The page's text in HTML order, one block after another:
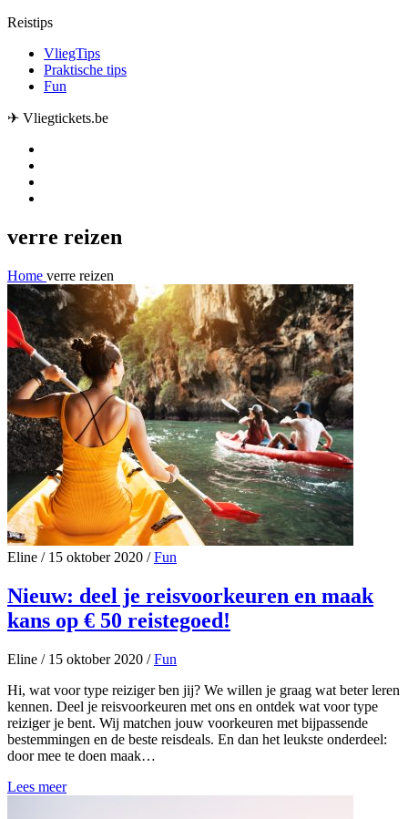
Reistips
VliegTips
Praktische tips
Fun
✈ Vliegtickets.be
verre reizen
Home verre reizen
Eline /15 oktober 2020 / Fun
Nieuw: deel je reisvoorkeuren en maak
kans op € 50 reistegoed!
Eline /15 oktober 2020 / Fun
Hi, wat voor type reiziger ben jij? We willen je graag wat beter leren
kennen. Deel je reisvoorkeuren met ons en ontdek wat voor type
reiziger je bent. Wij matchen jouw voorkeuren met bijpassende
bestemmingen en de beste reisdeals. En dan het leukste onderdeel:
door mee te doen maak…
Lees meer